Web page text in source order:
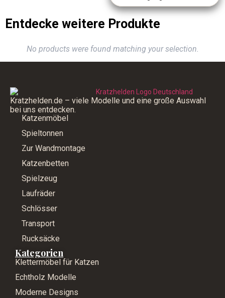
Entdecke weitere Produkte
No products were found matching your selection.
Kratzhelden.de – viele Modelle und eine große Auswahl
bei uns entdecken.
Katzenmöbel
Spieltonnen
Zur Wandmontage
Katzenbetten
Spielzeug
Laufräder
Schlösser
Transport
Rucksäcke
Kategorien
Klettermöbel für Katzen
Echtholz Modelle
Moderne Designs